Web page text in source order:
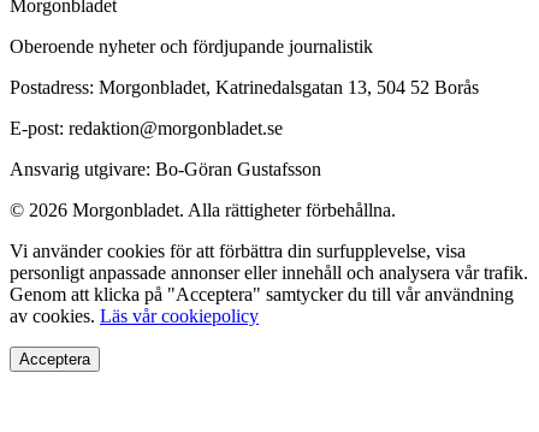
Morgonbladet
Oberoende nyheter och fördjupande journalistik
Postadress: Morgonbladet, Katrinedalsgatan 13, 504 52 Borås
E-post: redaktion@morgonbladet.se
Ansvarig utgivare: Bo-Göran Gustafsson
© 2026 Morgonbladet. Alla rättigheter förbehållna.
Vi använder cookies för att förbättra din surfupplevelse, visa
personligt anpassade annonser eller innehåll och analysera vår trafik.
Genom att klicka på "Acceptera" samtycker du till vår användning
av cookies. Läs vår cookiepolicy
Acceptera